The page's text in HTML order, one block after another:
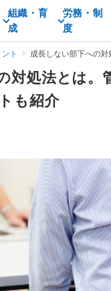
組織・育
成
労務・制
度
ト 成長しない部下への
対処法とは。
も紹介